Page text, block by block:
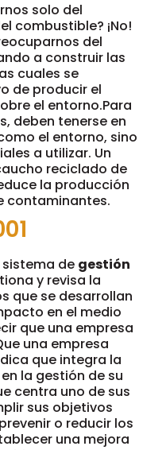
solo del
combustible? ¡No!
del
a construir las
cuales se
de producir el
el entorno.Para
deben tenerse en
el entorno, sino
a utilizar. Un
reciclado de
la producción
contaminantes.
de gestión
y revisa la
que se desarrollan
en el medio
que una empresa
una empresa
que integra la
la gestión de su
centra uno de sus
sus objetivos
o reducir los
una mejora